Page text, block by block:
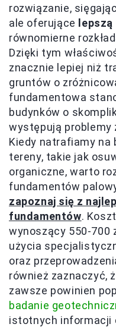
rozwiązanie,
ale oferujące
równomierne
Dzięki tym
znacznie lepiej niż
gruntów o
fundamentowa
budynków o
występują problemy
Kiedy natrafiamy na
tereny, takie jak
organiczne, warto
fundamentów
zapoznaj się z
fundamentów.
wynoszący 550-700
użycia
oraz
również zaznaczyć,
zawsze powinien
badanie
istotnych informacji